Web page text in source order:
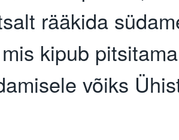
rääkida
kipub
võiks